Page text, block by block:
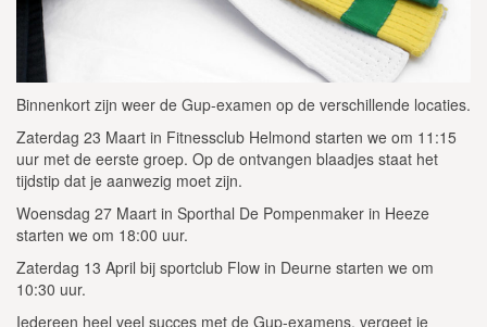
Binnenkort zijn weer de Gup-examen op de verschillende locaties.
Zaterdag 23 Maart in Fitnessclub Helmond starten we om 11:15
uur met de eerste groep. Op de ontvangen blaadjes staat het
tijdstip dat je aanwezig moet zijn.
Woensdag 27 Maart in Sporthal De Pompenmaker in Heeze
starten we om 18:00 uur.
Zaterdag 13 April bij sportclub Flow in Deurne starten we om
10:30 uur.
Iedereen heel veel succes met de Gup-examens, vergeet je